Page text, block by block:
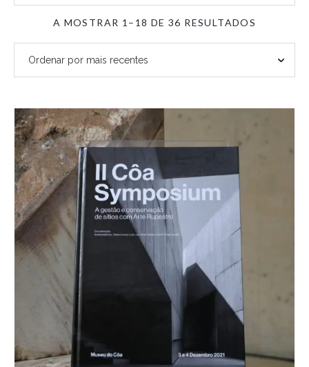
A MOSTRAR 1–18 DE 36 RESULTADOS
MAIS